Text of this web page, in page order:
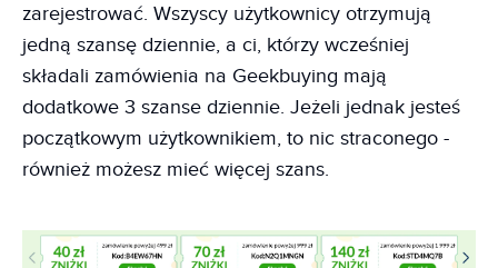
zarejestrować. Wszyscy użytkownicy otrzymują
jedną szansę dziennie, a ci, którzy wcześniej
składali zamówienia na Geekbuying mają
dodatkowe 3 szanse dziennie. Jeżeli jednak jesteś
początkowym użytkownikiem, to nic straconego -
również możesz mieć więcej szans.